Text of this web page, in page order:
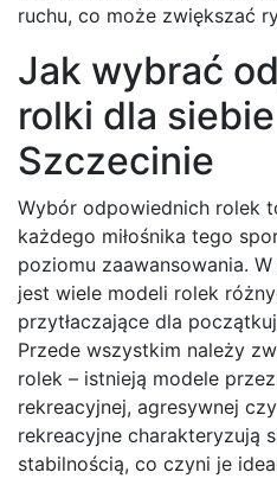
ruchu, co może zwiększać
Jak wybrać
rolki dla
Szczecinie
Wybór odpowiednich rolek
każdego miłośnika tego
poziomu zaawansowania.
jest wiele modeli rolek
przytłaczające dla
Przede wszystkim należy
rolek – istnieją modele
rekreacyjnej, agresywnej
rekreacyjne charakteryzują
stabilnością, co czyni je